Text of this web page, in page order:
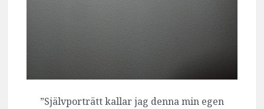
”Självporträtt kallar jag denna min egen